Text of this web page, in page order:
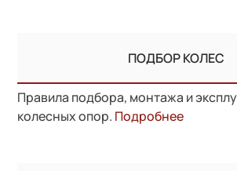
ПОДБОР КОЛЕС
Правила подбора, монтажа и
колесных опор. Подробнее